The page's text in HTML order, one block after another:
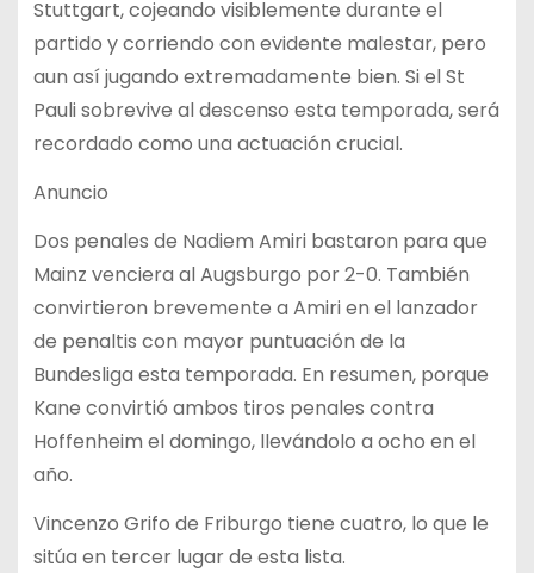
Stuttgart, cojeando visiblemente durante el
partido y corriendo con evidente malestar, pero
aun así jugando extremadamente bien. Si el St
Pauli sobrevive al descenso esta temporada, será
recordado como una actuación crucial.
Anuncio
Dos penales de Nadiem Amiri bastaron para que
Mainz venciera al Augsburgo por 2-0. También
convirtieron brevemente a Amiri en el lanzador
de penaltis con mayor puntuación de la
Bundesliga esta temporada. En resumen, porque
Kane convirtió ambos tiros penales contra
Hoffenheim el domingo, llevándolo a ocho en el
año.
Vincenzo Grifo de Friburgo tiene cuatro, lo que le
sitúa en tercer lugar de esta lista.